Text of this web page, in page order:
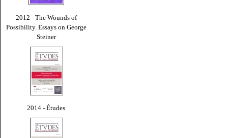
2012 - The Wounds of
Possibility. Essays on George
Steiner
2014 - Études